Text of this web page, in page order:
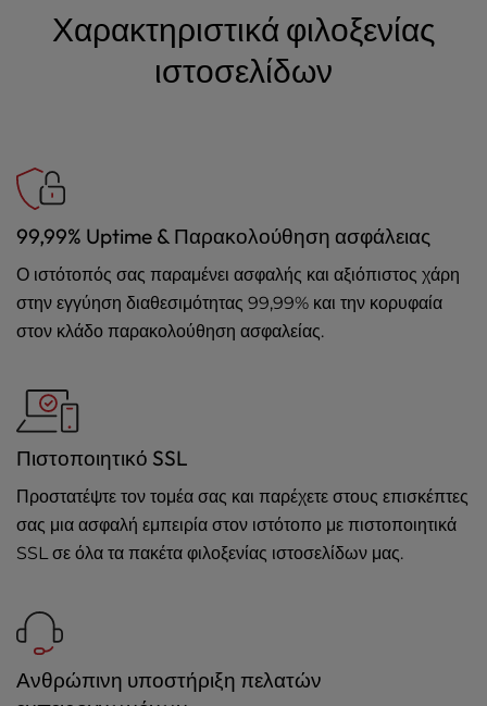
Χαρακτηριστικά φιλοξενίας
ιστοσελίδων
99,99% Uptime & Παρακολούθηση ασφάλειας
Ο ιστότοπός σας παραμένει ασφαλής και αξιόπιστος χάρη
στην εγγύηση διαθεσιμότητας 99,99% και την κορυφαία
στον κλάδο παρακολούθηση ασφαλείας.
Πιστοποιητικό SSL
Προστατέψτε τον τομέα σας και παρέχετε στους επισκέπτες
σας μια ασφαλή εμπειρία στον ιστότοπο με πιστοποιητικά
SSL σε όλα τα πακέτα φιλοξενίας ιστοσελίδων μας.
Ανθρώπινη υποστήριξη πελατών